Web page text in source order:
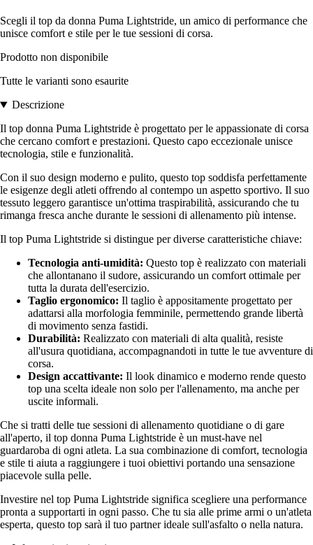
Scegli il top da donna Puma Lightstride, un amico di performance che
unisce comfort e stile per le tue sessioni di corsa.
Prodotto non disponibile
Tutte le varianti sono esaurite
Descrizione
Il top donna Puma Lightstride è progettato per le appassionate di corsa
che cercano comfort e prestazioni. Questo capo eccezionale unisce
tecnologia, stile e funzionalità.
Con il suo design moderno e pulito, questo top soddisfa perfettamente
le esigenze degli atleti offrendo al contempo un aspetto sportivo. Il suo
tessuto leggero garantisce un'ottima traspirabilità, assicurando che tu
rimanga fresca anche durante le sessioni di allenamento più intense.
Il top Puma Lightstride si distingue per diverse caratteristiche chiave:
Tecnologia anti-umidità: Questo top è realizzato con materiali
che allontanano il sudore, assicurando un comfort ottimale per
tutta la durata dell'esercizio.
Taglio ergonomico: Il taglio è appositamente progettato per
adattarsi alla morfologia femminile, permettendo grande libertà
di movimento senza fastidi.
Durabilità: Realizzato con materiali di alta qualità, resiste
all'usura quotidiana, accompagnandoti in tutte le tue avventure di
corsa.
Design accattivante: Il look dinamico e moderno rende questo
top una scelta ideale non solo per l'allenamento, ma anche per
uscite informali.
Che si tratti delle tue sessioni di allenamento quotidiane o di gare
all'aperto, il top donna Puma Lightstride è un must-have nel
guardaroba di ogni atleta. La sua combinazione di comfort, tecnologia
e stile ti aiuta a raggiungere i tuoi obiettivi portando una sensazione
piacevole sulla pelle.
Investire nel top Puma Lightstride significa scegliere una performance
pronta a supportarti in ogni passo. Che tu sia alle prime armi o un'atleta
esperta, questo top sarà il tuo partner ideale sull'asfalto o nella natura.